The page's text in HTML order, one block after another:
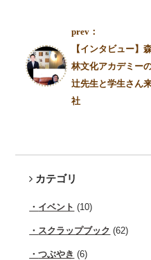
prev：
【インタビュー】
林文化アカデミー
辻先生と学生さん
社
カテゴリ
イベント (10)
スクラップブック (62)
つぶやき (6)